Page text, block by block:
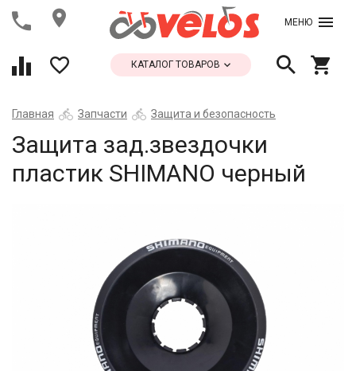
МЕНЮ
КАТАЛОГ ТОВАРОВ
Главная Запчасти Защита и безопасность
Защита зад.звездочки
пластик SHIMANO черный